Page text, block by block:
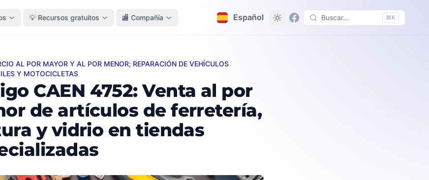
💡 Recursos gratuitos 🏬 Compañía Español Buscar... ⌘K
4752: Venta al por menor de artículos de ferretería, pintura y vidrio en tiendas especializadas
AL POR MAYOR Y AL POR MENOR; REPARACIÓN DE VEHÍCULOS
Y MOTOCICLETAS
CAEN 4752: Venta al por
de artículos de ferretería,
y vidrio en tiendas